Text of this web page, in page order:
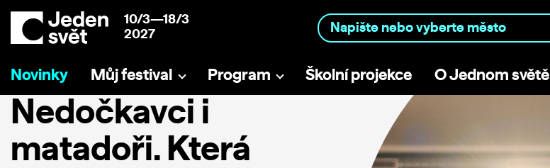
10/3—18/3
2027
Novinky Můj festival Program Školní projekce O Jednom světě
Nedočkavci i
matadoři. Která